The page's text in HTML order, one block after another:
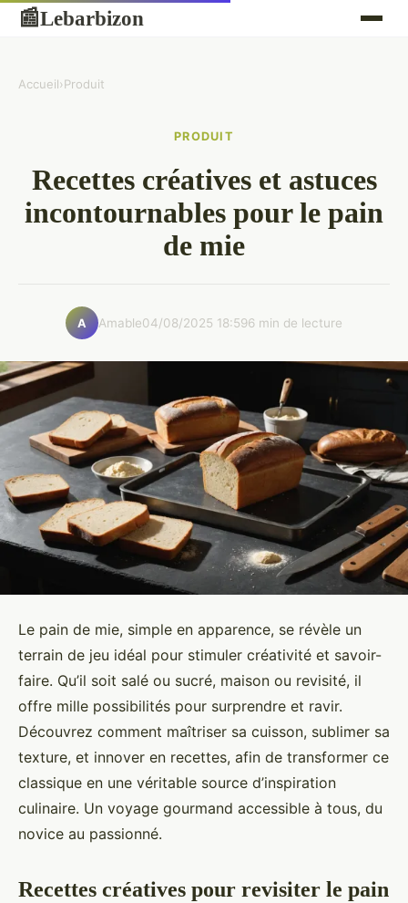
📰Lebarbizon
Accueil›Produit
PRODUIT
Recettes créatives et astuces
incontournables pour le pain
de mie
A Amable04/08/2025 18:596 min de lecture
Le pain de mie, simple en apparence, se révèle un
terrain de jeu idéal pour stimuler créativité et savoir-
faire. Qu’il soit salé ou sucré, maison ou revisité, il
offre mille possibilités pour surprendre et ravir.
Découvrez comment maîtriser sa cuisson, sublimer sa
texture, et innover en recettes, afin de transformer ce
classique en une véritable source d’inspiration
culinaire. Un voyage gourmand accessible à tous, du
novice au passionné.
Recettes créatives pour revisiter le pain